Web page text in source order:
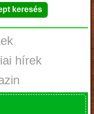
hírek